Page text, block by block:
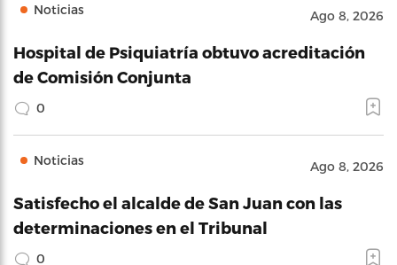
Noticias Ago 8, 2026
Hospital de Psiquiatría obtuvo acreditación
de Comisión Conjunta
0
Noticias Ago 8, 2026
Satisfecho el alcalde de San Juan con las
determinaciones en el Tribunal
0